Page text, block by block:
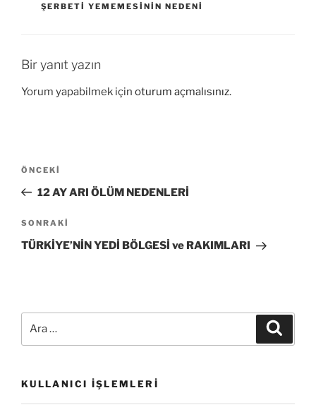
ŞERBETI YEMEMESININ NEDENI
Bir yanıt yazın
Yorum yapabilmek için oturum açmalısınız.
Yazı
Önceki
Yazı
ÖNCEKI
12 AY ARI ÖLÜM NEDENLERİ
Sonraki
Yazı
SONRAKI
TÜRKİYE’NİN YEDİ BÖLGESİ ve RAKIMLARI
KULLANICI İŞLEMLERI